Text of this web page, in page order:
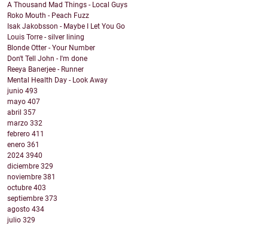
A Thousand Mad Things - Local Guys
Roko Mouth - Peach Fuzz
Isak Jakobsson - Maybe I Let You Go
Louis Torre - silver lining
Blonde Otter - Your Number
Don't Tell John - I'm done
Reeya Banerjee - Runner
Mental Health Day - Look Away
junio 493
mayo 407
abril 357
marzo 332
febrero 411
enero 361
2024 3940
diciembre 329
noviembre 381
octubre 403
septiembre 373
agosto 434
julio 329